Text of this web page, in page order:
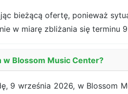
bieżącą ofertę, ponieważ
w miarę zbliżania się terminu
w Blossom Music Center?
9 września 2026, w Blossom